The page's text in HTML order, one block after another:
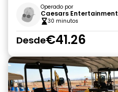
Operado por
Caesars Entertainment
30 minutos
Desde€41.26